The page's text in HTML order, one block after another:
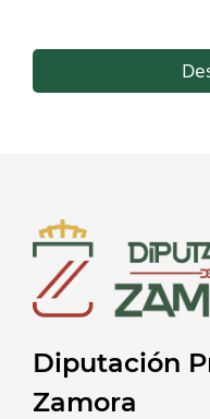
Diputación
Zamora